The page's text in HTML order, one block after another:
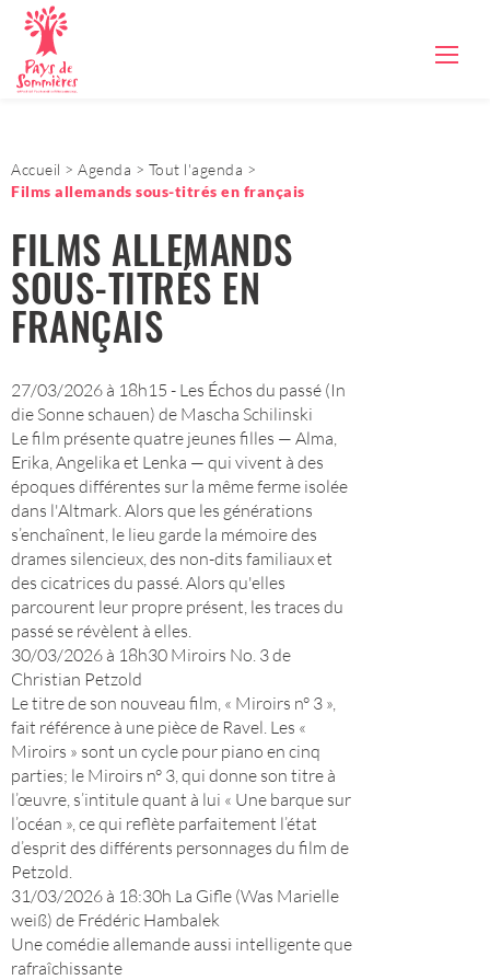
Accueil Agenda
Tout l'agenda
Films allemands sous-titrés en français
FILMS ALLEMANDS
SOUS-TITRÉS EN
FRANÇAIS
27/03/2026 à 18h15 - Les Échos du passé (In
die Sonne schauen) de Mascha Schilinski
Le film présente quatre jeunes filles — Alma,
Erika, Angelika et Lenka — qui vivent à des
époques différentes sur la même ferme isolée
dans l'Altmark. Alors que les générations
s’enchaînent, le lieu garde la mémoire des
drames silencieux, des non-dits familiaux et
des cicatrices du passé. Alors qu'elles
parcourent leur propre présent, les traces du
passé se révèlent à elles.
30/03/2026 à 18h30 Miroirs No. 3 de
Christian Petzold
Le titre de son nouveau film, « Miroirs n° 3 »,
fait référence à une pièce de Ravel. Les «
Miroirs » sont un cycle pour piano en cinq
parties; le Miroirs n° 3, qui donne son titre à
l’œuvre, s’intitule quant à lui « Une barque sur
l’océan », ce qui reflète parfaitement l’état
d’esprit des différents personnages du film de
Petzold.
31/03/2026 à 18:30h La Gifle (Was Marielle
weiß) de Frédéric Hambalek
Une comédie allemande aussi intelligente que
rafraîchissante